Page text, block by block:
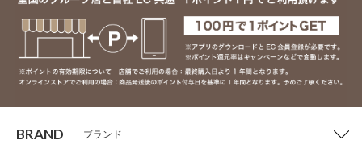
BRAND ブランド